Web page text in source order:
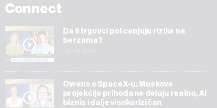
Connect
Da li trgovci potcenjuju rizike na
berzama?
Owens o SpaceX-u: Muskove
projekcije prihoda ne deluju realno, AI
biznis i dalje visokorizičan